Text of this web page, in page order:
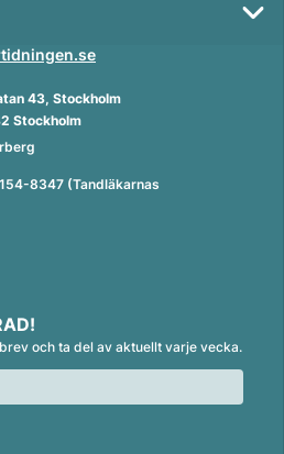
43, Stockholm
Stockholm
8347 (Tandläkarnas
och ta del av aktuellt varje vecka.